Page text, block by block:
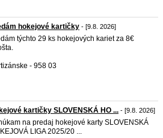
hokejové kartičky - [9.8. 2026]
týchto 29 ks hokejových kariet za 8€
- 958 03
kartičky SLOVENSKÁ HO ... - [9.8. 2026]
na predaj hokejové karty SLOVENSKÁ
LIGA 2025/20 ...